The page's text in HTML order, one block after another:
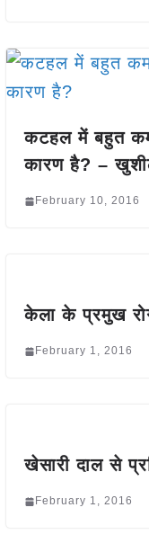
कटहल में बहुत
कारण है? –
February 10, 2016
केला के प्रमुख
February 1, 2016
खेसारी दाल से
February 1, 2016